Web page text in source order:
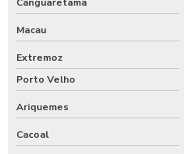
Macau
Extremoz
Porto Velho
Ariquemes
Cacoal